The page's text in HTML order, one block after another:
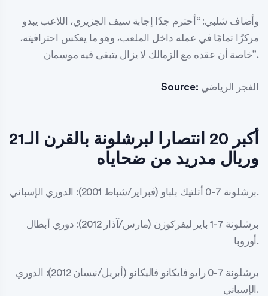
وأضاف شلبي: “أحترم جدًا إجابة سيف الجزيري، اللاعب يبدو
مركزًا تمامًا في عمله داخل الملعب، وهو ما يعكس احترافيته،
خاصة أن عقده مع الزمالك لا يزال يتبقى فيه موسمان”.
Source: الفجر الرياضي
أكبر 20 انتصارا لبرشلونة بالقرن الـ21
وريال مدريد من ضحاياه
برشلونة 7-0 أتلتيك بلباو (فبراير/شباط 2001): الدوري الإسباني.
برشلونة 7-1 باير ليفركوزن (مارس/آذار 2012): دوري أبطال
أوروبا.
برشلونة 7-0 رايو فايكانو فاليكانو (أبريل/نيسان 2012): الدوري
الإسباني.